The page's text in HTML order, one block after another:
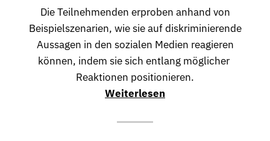
Die Teilnehmenden erproben anhand von
Beispielszenarien, wie sie auf diskriminierende
Aussagen in den sozialen Medien reagieren
können, indem sie sich entlang möglicher
Reaktionen positionieren.
Weiterlesen